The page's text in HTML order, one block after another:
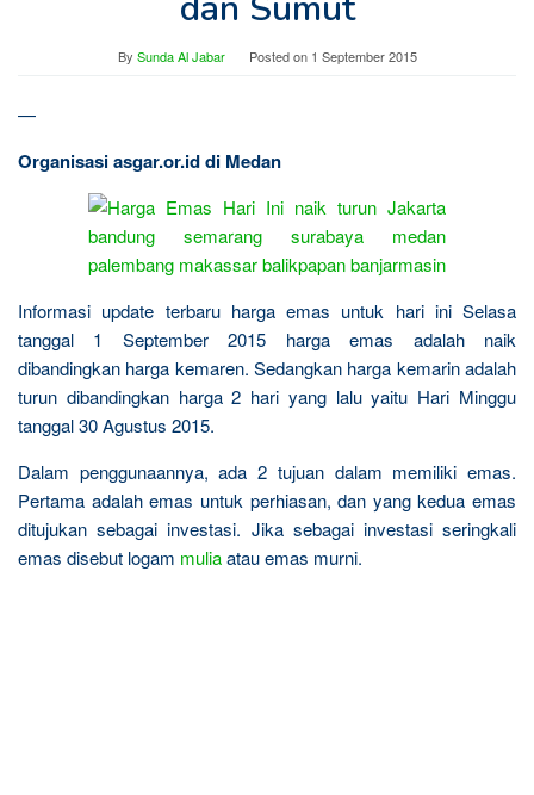
By Sunda Al Jabar Posted on 1 September 2015
—
Organisasi asgar.or.id di Medan
Informasi update terbaru harga emas untuk hari ini Selasa
tanggal 1 September 2015 harga emas adalah naik
dibandingkan harga kemaren. Sedangkan harga kemarin adalah
turun dibandingkan harga 2 hari yang lalu yaitu Hari Minggu
tanggal 30 Agustus 2015.
Dalam penggunaannya, ada 2 tujuan dalam memiliki emas.
Pertama adalah emas untuk perhiasan, dan yang kedua emas
ditujukan sebagai investasi. Jika sebagai investasi seringkali
emas disebut logam muliaatau emas murni.